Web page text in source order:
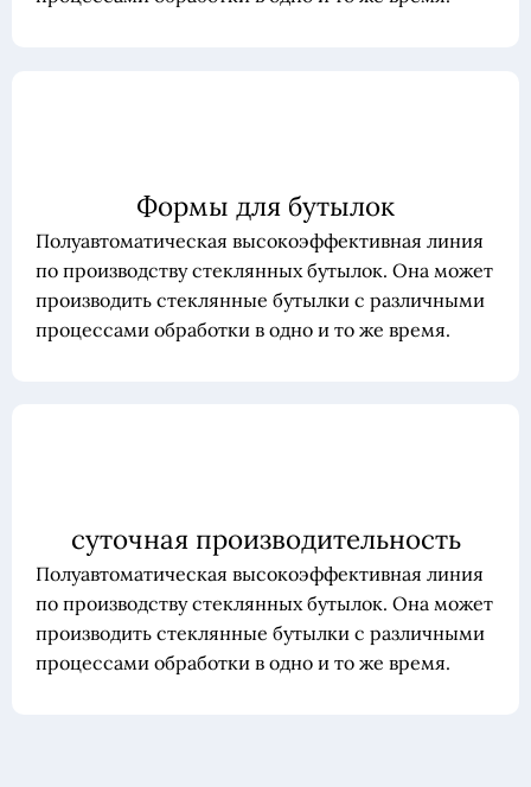
Формы для бутылок
Полуавтоматическая высокоэффективная линия
по производству стеклянных бутылок. Она может
производить стеклянные бутылки с различными
процессами обработки в одно и то же время.
суточная производительность
Полуавтоматическая высокоэффективная линия
по производству стеклянных бутылок. Она может
производить стеклянные бутылки с различными
процессами обработки в одно и то же время.